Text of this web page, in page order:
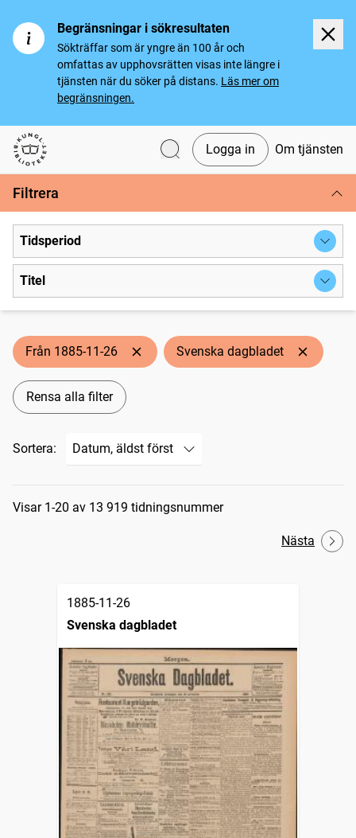
Begränsningar i sökresultaten
Sökträffar som är yngre än 100 år och
omfattas av upphovsrätten visas inte längre i
tjänsten när du söker på distans. Läs mer om
begränsningen.
Svenska tidningar
Logga in Om tjänsten
Filtrera
Tidsperiod
Titel
Från 1885-11-26 Svenska dagbladet
Rensa alla filter
Sortera:
Sökresultat
Visar 1-20 av 13 919 tidningsnummer
Nästa
1885-11-26
Svenska dagbladet